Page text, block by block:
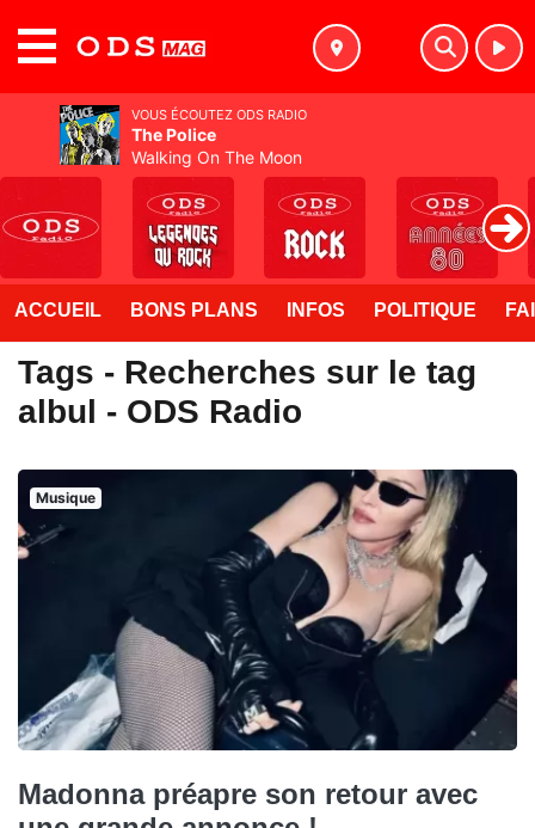
ACCUEIL BONS PLANS INFOS POLITIQUE
Tags - Recherches sur le tag
albul - ODS Radio
Musique
Madonna préapre son retour avec
VOUS ÉCOUTEZ ODS RADIO
The Police
Walking On The Moon